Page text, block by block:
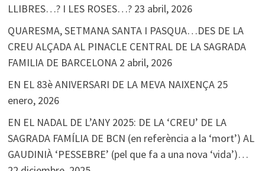
LLIBRES…? I LES ROSES…? 23 abril, 2026
QUARESMA, SETMANA SANTA I PASQUA…DES DE LA
CREU ALÇADA AL PINACLE CENTRAL DE LA SAGRADA
FAMILIA DE BARCELONA 2 abril, 2026
EN EL 83è ANIVERSARI DE LA MEVA NAIXENÇA 25
enero, 2026
EN EL NADAL DE L’ANY 2025: DE LA ‘CREU’ DE LA
SAGRADA FAMÍLIA DE BCN (en referència a la ‘mort’) AL
GAUDINIÀ ‘PESSEBRE’ (pel que fa a una nova ‘vida’)…